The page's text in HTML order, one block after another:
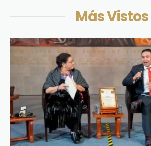
Más Vistos